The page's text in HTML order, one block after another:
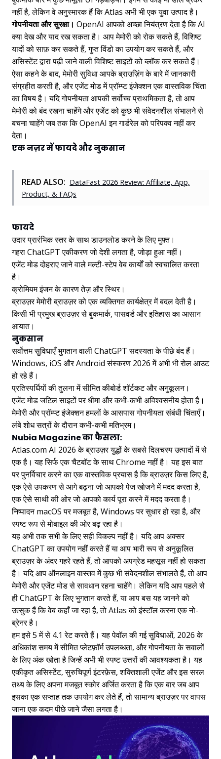
नहीं है, लेकिन वे अनुस्मारक हैं कि Atlas अभी भी एक युवा उत्पाद है।
गोपनीयता और सुरक्षा। OpenAI आपको अच्छा नियंत्रण देता है कि AI
क्या देख और याद रख सकता है। आप मेमोरी को रोक सकते हैं, विशिष्ट
यादों को साफ़ कर सकते हैं, गुप्त विंडो का उपयोग कर सकते हैं, और
असिस्टेंट द्वारा पढ़ी जाने वाली विशिष्ट साइटों को ब्लॉक कर सकते हैं।
ऐसा कहने के बाद, मेमोरी सुविधा आपके ब्राउज़िंग के बारे में जानकारी
संग्रहीत करती है, और एजेंट मोड में प्रॉम्प्ट इंजेक्शन एक वास्तविक चिंता
का विषय है। यदि गोपनीयता आपकी सर्वोच्च प्राथमिकता है, तो आप
मेमोरी को बंद रखना चाहेंगे और एजेंट को कुछ भी संवेदनशील संभालने से
बचना चाहेंगे जब तक कि OpenAI इन गार्डरेल को परिपक्व नहीं कर
देता।
एक नज़र में फायदे और नुकसान
READ ALSO: DataFast 2026 Review: Affiliate, App,
Product, & FAQs
फायदे
उदार प्रारंभिक स्तर के साथ डाउनलोड करने के लिए मुफ़्त।
गहरा ChatGPT एकीकरण जो देशी लगता है, जोड़ा हुआ नहीं।
एजेंट मोड दोहराए जाने वाले मल्टी-स्टेप वेब कार्यों को स्वचालित करता
है।
क्रोमियम इंजन के कारण तेज़ और स्थिर।
ब्राउज़र मेमोरी ब्राउज़र को एक व्यक्तिगत कार्यक्षेत्र में बदल देती है।
किसी भी प्रमुख ब्राउज़र से बुकमार्क, पासवर्ड और इतिहास का आसान
आयात।
नुकसान
सर्वोत्तम सुविधाएँ भुगतान वाली ChatGPT सदस्यता के पीछे बंद हैं।
Windows, iOS और Android संस्करण 2026 में अभी भी रोल आउट
हो रहे हैं।
प्रतिस्पर्धियों की तुलना में सीमित कीबोर्ड शॉर्टकट और अनुकूलन।
एजेंट मोड जटिल साइटों पर धीमा और कभी-कभी अविश्वसनीय होता है।
मेमोरी और प्रॉम्प्ट इंजेक्शन हमलों के आसपास गोपनीयता संबंधी चिंताएँ।
लंबे शोध सत्रों के दौरान कभी-कभी मतिभ्रम।
Nubia Magazine का फैसला:
Atlas.com AI 2026 के ब्राउज़र युद्धों के सबसे दिलचस्प उत्पादों में से
एक है। यह सिर्फ एक चैटबॉट के साथ Chrome नहीं है। यह इस बात
पर पुनर्विचार करने का एक वास्तविक प्रयास है कि ब्राउज़र किस लिए है,
एक ऐसे उपकरण से आगे बढ़ना जो आपको पेज खोजने में मदद करता है,
एक ऐसे साथी की ओर जो आपको कार्य पूरा करने में मदद करता है।
निष्पादन macOS पर मजबूत है, Windows पर सुधार हो रहा है, और
स्पष्ट रूप से मोबाइल की ओर बढ़ रहा है।
यह अभी तक सभी के लिए सही विकल्प नहीं है। यदि आप अक्सर
ChatGPT का उपयोग नहीं करते हैं या आप भारी रूप से अनुकूलित
ब्राउज़र के अंदर गहरे रहते हैं, तो आपको अपग्रेड महसूस नहीं हो सकता
है। यदि आप ऑनलाइन वास्तव में कुछ भी संवेदनशील संभालते हैं, तो आप
मेमोरी और एजेंट मोड से सावधान रहना चाहेंगे। लेकिन यदि आप पहले से
ही ChatGPT के लिए भुगतान करते हैं, या आप बस यह जानने को
उत्सुक हैं कि वेब कहाँ जा रहा है, तो Atlas को इंस्टॉल करना एक नो-
ब्रेनर है।
हम इसे 5 में से 4.1 रेट करते हैं। यह पेवॉल की गई सुविधाओं, 2026 के
अधिकांश समय में सीमित प्लेटफ़ॉर्म उपलब्धता, और गोपनीयता के सवालों
के लिए अंक खोता है जिन्हें अभी भी स्पष्ट उत्तरों की आवश्यकता है। यह
एकीकृत असिस्टेंट, सुरुचिपूर्ण इंटरफ़ेस, शक्तिशाली एजेंट और इस सरल
तथ्य के लिए अपना मजबूत स्कोर अर्जित करता है कि एक बार जब आप
इसका एक सप्ताह तक उपयोग कर लेते हैं, तो सामान्य ब्राउज़र पर वापस
जाना एक कदम पीछे जाने जैसा लगता है।